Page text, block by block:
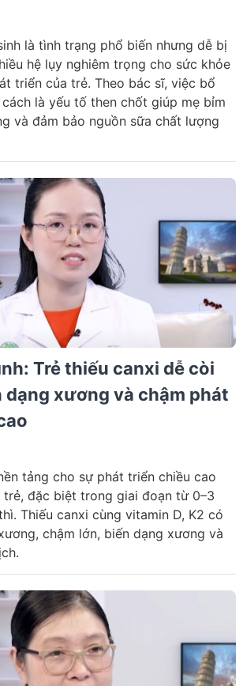
là tình trạng phổ biến nhưng dễ bị
hệ lụy nghiêm trọng cho sức khỏe
triển của trẻ. Theo bác sĩ, việc bổ
là yếu tố then chốt giúp mẹ bỉm
và đảm bảo nguồn sữa chất lượng
Trẻ thiếu canxi dễ còi
dạng xương và chậm phát
tảng cho sự phát triển chiều cao
trẻ, đặc biệt trong giai đoạn từ 0–3
Thiếu canxi cùng vitamin D, K2 có
chậm lớn, biến dạng xương và